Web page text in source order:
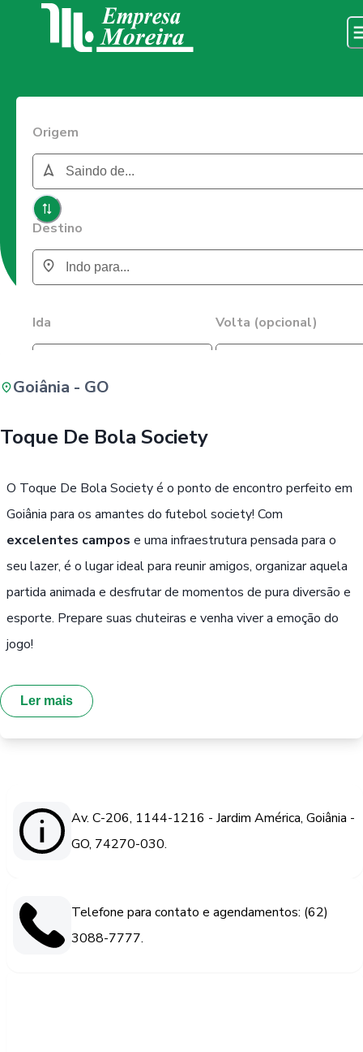
Origem
Destino
Ida Volta (opcional)
Goiânia - GO
Toque De Bola Society
O Toque De Bola Society é o ponto de encontro perfeito em
Goiânia para os amantes do futebol society! Com
excelentes campos e uma infraestrutura pensada para o
seu lazer, é o lugar ideal para reunir amigos, organizar aquela
partida animada e desfrutar de momentos de pura diversão e
esporte. Prepare suas chuteiras e venha viver a emoção do
jogo!
Ler mais
Av. C-206, 1144-1216 - Jardim América, Goiânia -
GO, 74270-030.
Telefone para contato e agendamentos: (62)
3088-7777.